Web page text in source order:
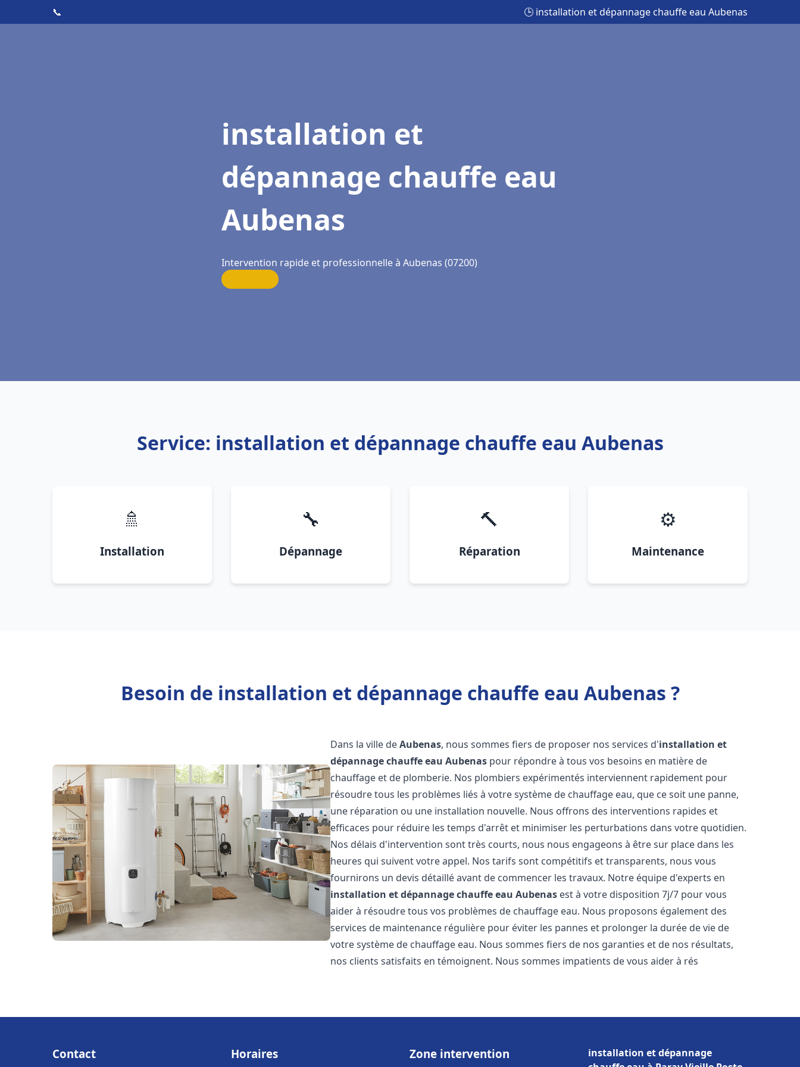
📞 🕒 installation et dépannage chauffe eau Aubenas
installation et
dépannage chauffe eau
Aubenas
Intervention rapide et professionnelle à Aubenas (07200)
Service: installation et dépannage chauffe eau Aubenas
🚿
Installation
🔧
Dépannage
🔨
Réparation
⚙️
Maintenance
Besoin de installation et dépannage chauffe eau Aubenas ?
Dans la ville deAubenas, nous sommes fiers de proposer nos services d'installation et
dépannage chauffe eau Aubenas pour répondre à tous vos besoins en matière de
chauffage et de plomberie. Nos plombiers expérimentés interviennent rapidement pour
résoudre tous les problèmes liés à votre système de chauffage eau, que ce soit une panne,
une réparation ou une installation nouvelle. Nous offrons des interventions rapides et
efficaces pour réduire les temps d'arrêt et minimiser les perturbations dans votre quotidien.
Nos délais d'intervention sont très courts, nous nous engageons à être sur place dans les
heures qui suivent votre appel. Nos tarifs sont compétitifs et transparents, nous vous
fournirons un devis détaillé avant de commencer les travaux. Notre équipe d'experts en
installation et dépannage chauffe eau Aubenas est à votre disposition 7j/7 pour vous
aider à résoudre tous vos problèmes de chauffage eau. Nous proposons également des
services de maintenance régulière pour éviter les pannes et prolonger la durée de vie de
votre système de chauffage eau. Nous sommes fiers de nos garanties et de nos résultats,
nos clients satisfaits en témoignent. Nous sommes impatients de vous aider à rés
Contact Horaires Zone intervention
installation et dépannage